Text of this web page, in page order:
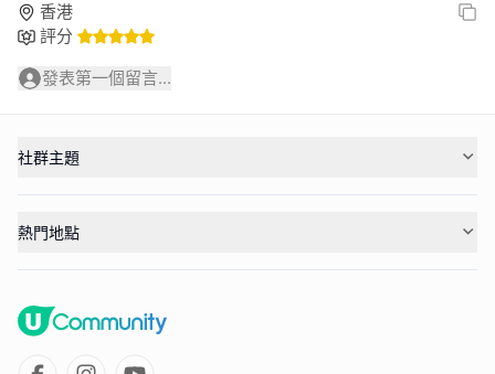
香港
評分
發表第一個留言...
社群主題
熱門地點